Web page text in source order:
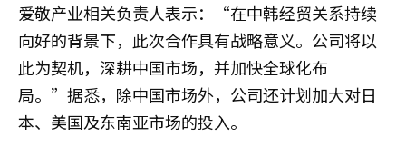
爱敬产业相关负责人表示：“在中韩经贸关系持续
向好的背景下，此次合作具有战略意义。公司将以
此为契机，深耕中国市场，并加快全球化布
局。”据悉，除中国市场外，公司还计划加大对日
本、美国及东南亚市场的投入。